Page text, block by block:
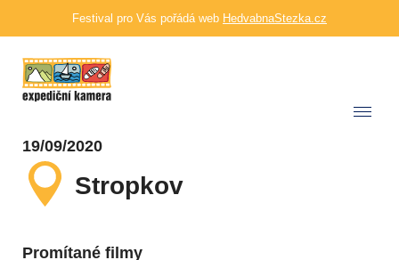
Festival pro Vás pořádá web HedvabnaStezka.cz
19/09/2020
Stropkov
Promítané filmy